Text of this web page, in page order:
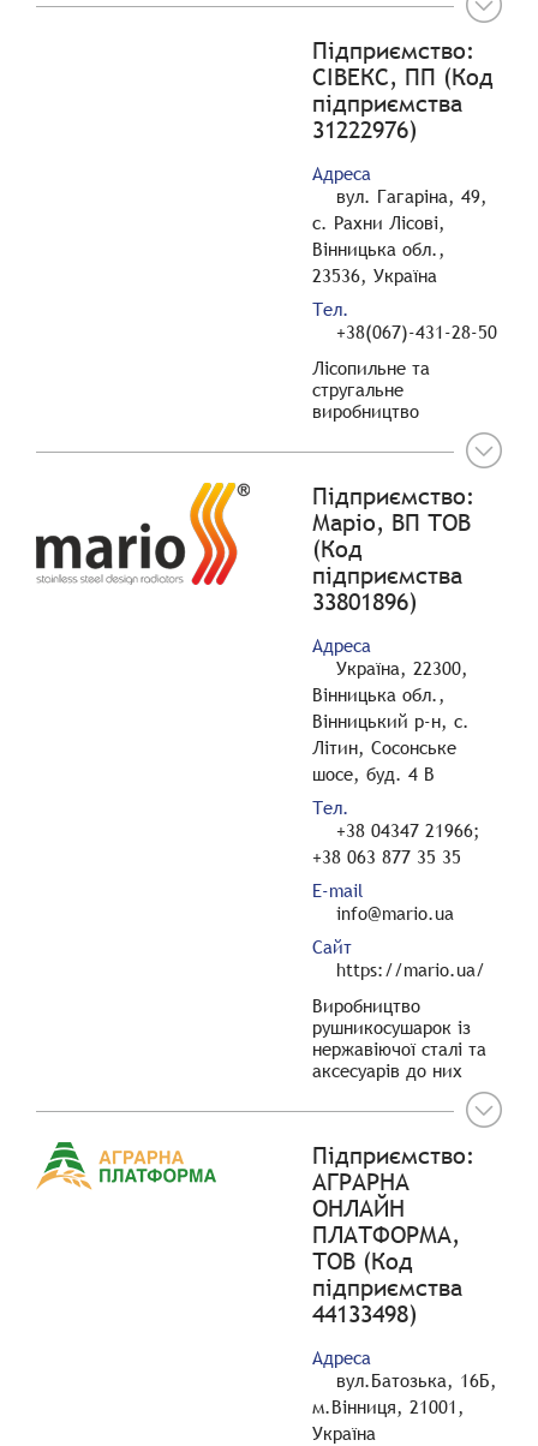
Підприємство:
СІВЕКС, ПП (Код
підприємства
31222976)
Адреса
вул. Гагаріна, 49,
с. Рахни Лісові,
Вінницька обл.,
23536, Україна
Тел.
+38(067)-431-28-50
Лісопильне та
стругальне
виробництво
Підприємство:
Маріо, ВП ТОВ
(Код
підприємства
33801896)
Адреса
Україна, 22300,
Вінницька обл.,
Вінницький р-н, с.
Літин, Сосонське
шосе, буд. 4 В
Тел.
+38 04347 21966;
+38 063 877 35 35
E-mail
info@mario.ua
Сайт
https://mario.ua/
Виробництво
рушникосушарок із
нержавіючої сталі та
аксесуарів до них
Підприємство:
АГРАРНА
ОНЛАЙН
ПЛАТФОРМА,
ТОВ (Код
підприємства
44133498)
Адреса
вул.Батозька, 16Б,
м.Вінниця, 21001,
Україна